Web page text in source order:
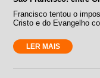
Francisco tentou o
Cristo e do Evangelho
LER MAIS